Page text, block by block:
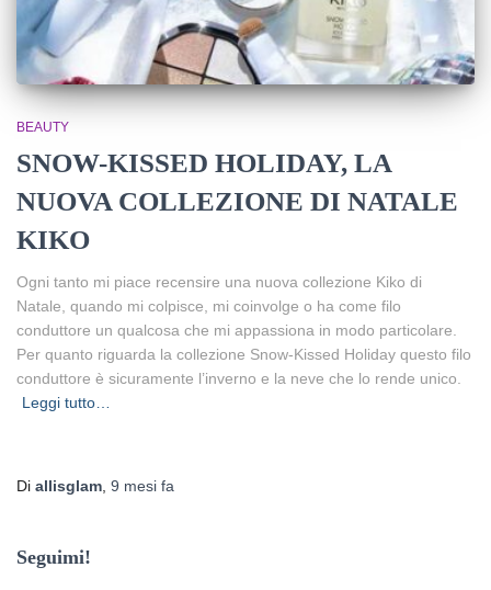
BEAUTY
SNOW-KISSED HOLIDAY, LA
NUOVA COLLEZIONE DI NATALE
KIKO
Ogni tanto mi piace recensire una nuova collezione Kiko di
Natale, quando mi colpisce, mi coinvolge o ha come filo
conduttore un qualcosa che mi appassiona in modo particolare.
Per quanto riguarda la collezione Snow-Kissed Holiday questo filo
conduttore è sicuramente l’inverno e la neve che lo rende unico.
Leggi tutto…
Di allisglam 9 mesi fa
Seguimi!